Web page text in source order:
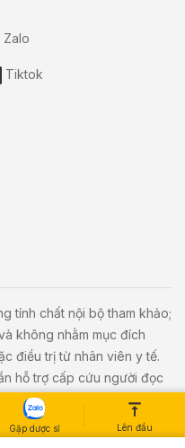
Gặp dược sĩ Lên đầu
Zalo
Tiktok
tính chất nội bộ tham khảo;
không nhằm mục đích
điều trị từ nhân viên y tế.
hỗ trợ cấp cứu người đọc
nhất.
Reserved. Powered byL